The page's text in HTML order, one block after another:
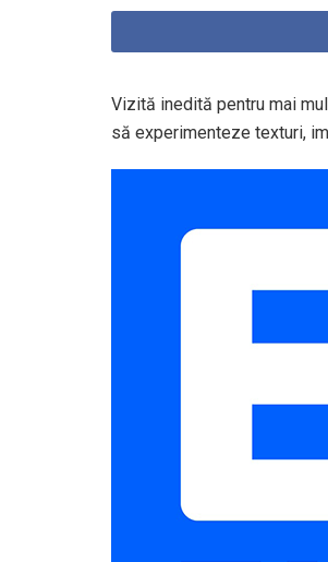
Vizită inedită pentru mai
să experimenteze texturi,